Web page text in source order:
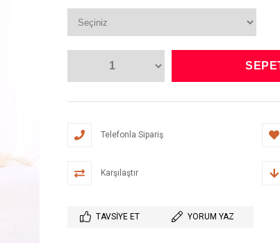
Telefonla Sipariş
Karşılaştır
TAVSIYE ET YORUM YAZ